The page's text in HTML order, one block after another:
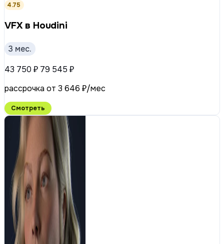
4.75
VFX в Houdini
3 мес.
43 750 ₽ 79 545 ₽
рассрочка от 3 646 ₽/мес
Смотреть